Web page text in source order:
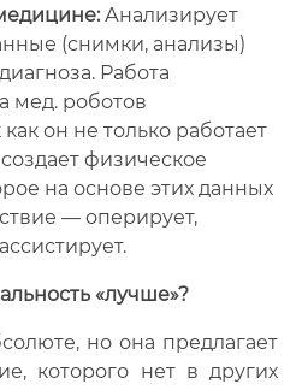
Анализирует
(снимки, анализы)
Работа
мед. роботов
как он не только работает
физическое
на основе этих данных
— оперирует,
«лучше»?
но она предлагает
которого нет в других